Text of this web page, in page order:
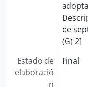
de
(G) 2]
Estado de
elaboració
n
Final